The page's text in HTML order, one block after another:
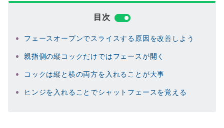
目次
フェースオープンでスライスする原因を改善しよう
親指側の縦コックだけではフェースが開く
コックは縦と横の両方を入れることが大事
ヒンジを入れることでシャットフェースを覚える